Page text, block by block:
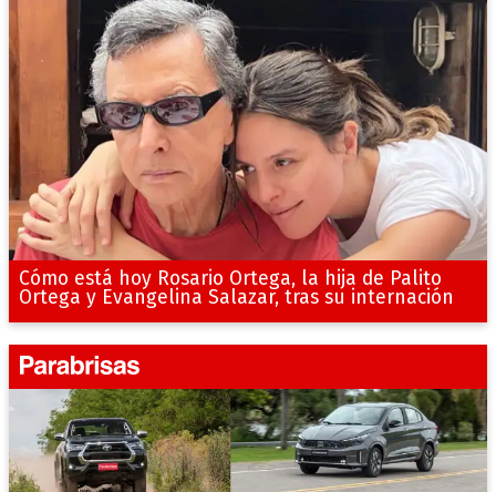
Cómo está hoy Rosario Ortega, la hija de Palito
Ortega y Evangelina Salazar, tras su internación